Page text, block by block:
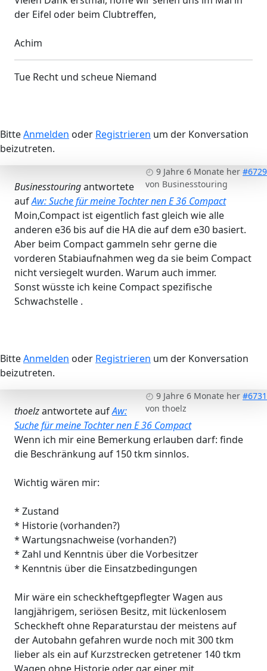
der Eifel oder beim Clubtreffen,
Achim
Tue Recht und scheue Niemand
BitteAnmelden oder Registrieren um der Konversation
beizutreten.
9 Jahre 6 Monate her #6729
von Businesstouring
Businesstouringantwortete
aufAw: Suche für meine Tochter nen E 36 Compact
Moin,Compact ist eigentlich fast gleich wie alle
anderen e36 bis auf die HA die auf dem e30 basiert.
Aber beim Compact gammeln sehr gerne die
vorderen Stabiaufnahmen weg da sie beim Compact
nicht versiegelt wurden. Warum auch immer.
Sonst wüsste ich keine Compact spezifische
Schwachstelle .
BitteAnmelden oder Registrieren um der Konversation
beizutreten.
9 Jahre 6 Monate her #6731
von thoelz
thoelzantwortete aufAw:
Suche für meine Tochter nen E 36 Compact
Wenn ich mir eine Bemerkung erlauben darf: finde
die Beschränkung auf 150 tkm sinnlos.
Wichtig wären mir:
* Zustand
* Historie (vorhanden?)
* Wartungsnachweise (vorhanden?)
* Zahl und Kenntnis über die Vorbesitzer
* Kenntnis über die Einsatzbedingungen
Mir wäre ein scheckheftgepflegter Wagen aus
langjährigem, seriösen Besitz, mit lückenlosem
Scheckheft ohne Reparaturstau der meistens auf
der Autobahn gefahren wurde noch mit 300 tkm
lieber als ein auf Kurzstrecken getretener 140 tkm